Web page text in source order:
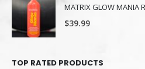
MATRIX GLOW MANIA
$39.99
TOP RATED PRODUCTS